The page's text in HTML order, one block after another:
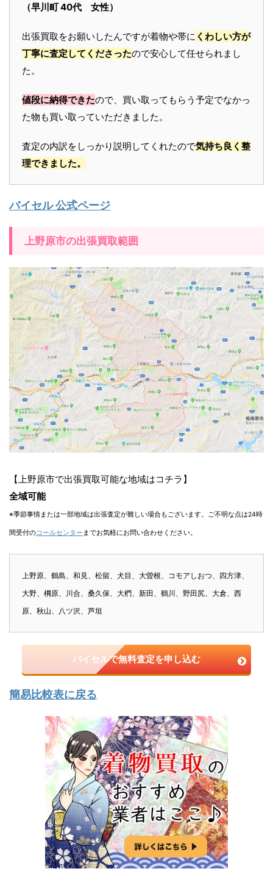
（早川町 40代 女性）
出張買取をお願いしたんですが着物や帯に くわしい方が
丁寧に査定してくださったので安心して任せられまし
た。
値段に納得できたので、買い取ってもらう予定でなかっ
た物も買い取っていただきました。
査定の内訳をしっかり説明してくれたので気持ち良く整
理できました。
バイセル 公式ページ
上野原市の出張買取範囲
【上野原市で出張買取可能な地域はコチラ】
全域可能
※季節事情または一部地域は出張査定が難しい場合もございます。ご不明な点は24時
間受付のコールセンター までお気軽にお問い合わせください。
上野原、鶴島、和見、松留、犬目、大曽根、コモアしおつ、四方津、
大野、棡原、川合、桑久保、大椚、新田、鶴川、野田尻、大倉、西
原、秋山、八ツ沢、芦垣
バイセルで無料査定を申し込む
簡易比較表に戻る